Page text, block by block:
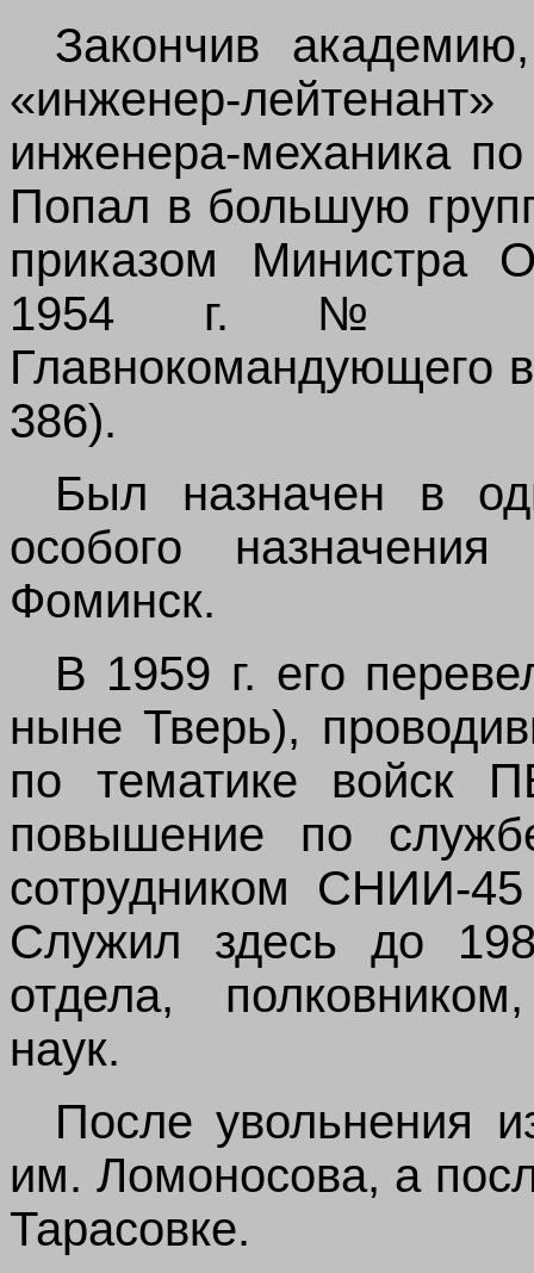
Закончив
«инженер-
инженера-механика
Попал в большую
приказом
1954 г. №
Главнокомандующего
386).
Был назначен в
особого
Фоминск.
В 1959 г. его
ныне Тверь),
по тематике войск
повышение по
сотрудником СНИИ-
Служил здесь до
отдела,
наук.
После увольнения
им. Ломоносова, а
Тарасовке.